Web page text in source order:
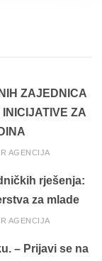
ZAJEDNICA
ZA
AGENCIJA
rješenja:
za mlade
AGENCIJA
– Prijavi se na